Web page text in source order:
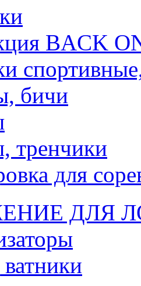
BACK
бичи
тренчики
для
ДЛЯ